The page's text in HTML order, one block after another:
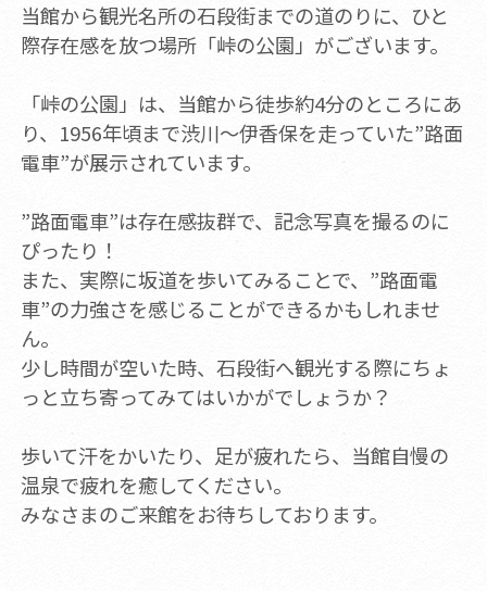
当館から観光名所の石段街までの道のりに、ひと
際存在感を放つ場所「峠の公園」がございます。
「峠の公園」は、当館から徒歩約4分のところにあ
り、1956年頃まで渋川～伊香保を走っていた”路面
電車”が展示されています。
”路面電車”は存在感抜群で、記念写真を撮るのに
ぴったり！
また、実際に坂道を歩いてみることで、”路面電
車”の力強さを感じることができるかもしれませ
ん。
少し時間が空いた時、石段街へ観光する際にちょ
っと立ち寄ってみてはいかがでしょうか？
歩いて汗をかいたり、足が疲れたら、当館自慢の
温泉で疲れを癒してください。
みなさまのご来館をお待ちしております。